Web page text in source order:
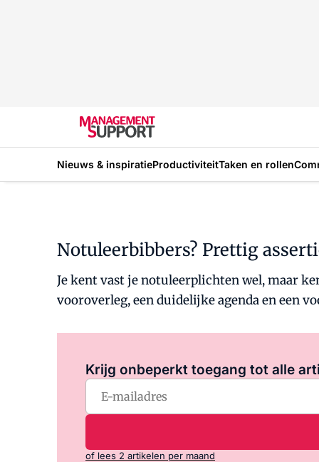
Nieuws & inspiratieProductiviteitTaken en rollen
Notuleerbibbers? Prettig
Je kent vast je notuleerplichten wel, maar
vooroverleg, een duidelijke agenda en een
Krijg onbeperkt toegang tot alle
of lees 2 artikelen per maand